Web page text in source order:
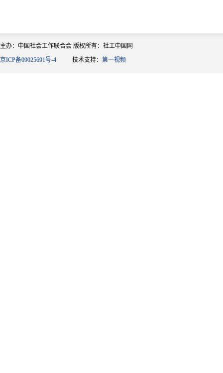
主办：中国社会工作联合会 版权所有：社工中国网
京ICP备09025691号-4 技术支持： 第一视频